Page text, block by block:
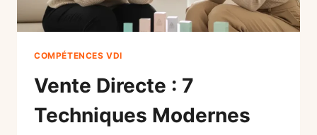
(SANS
HARCELER)
COMPÉTENCES VDI
Vente Directe : 7
Techniques Modernes